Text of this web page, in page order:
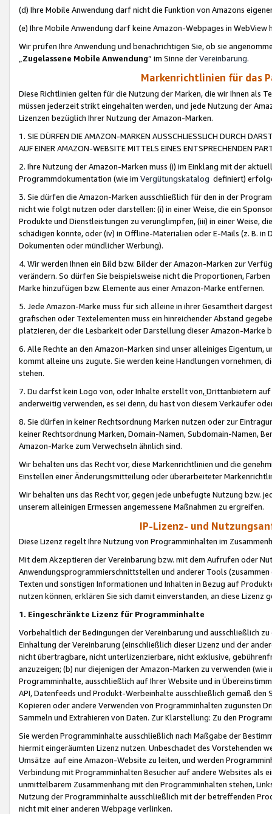
(d) Ihre Mobile Anwendung darf nicht die Funktion von Amazons
(e) Ihre Mobile Anwendung darf keine Amazon-Webpages in WebView
Wir prüfen Ihre Anwendung und benachrichtigen Sie, ob sie
„Zugelassene Mobile Anwendung“ im Sinne derVereinbarung.
Markenrichtlinien für das
Diese Richtlinien gelten für die Nutzung der Marken, die wir Ihnen als
müssen jederzeit strikt eingehalten werden, und jede Nutzung der
Lizenzen bezüglich Ihrer Nutzung der Amazon-Marken.
1. SIE DÜRFEN DIE AMAZON-MARKEN AUSSCHLIESSLICH DURCH
AUF EINER AMAZON-WEBSITE MITTELS EINES ENTSPRECHENDEN
2. Ihre Nutzung der Amazon-Marken muss (i) im Einklang mit der
Programmdokumentation (wie im Vergütungskatalog definiert)
3. Sie dürfen die Amazon-Marken ausschließlich für den in der
nicht wie folgt nutzen oder darstellen: (i) in einer Weise, die ein
Produkte und Dienstleistungen zu verunglimpfen, (iii) in einer Weise,
schädigen könnte, oder (iv) in Offline-Materialien oder E-Mails (z. B. in
Dokumenten oder mündlicher Werbung).
4. Wir werden Ihnen ein Bild bzw. Bilder der Amazon-Marken zur
verändern. So dürfen Sie beispielsweise nicht die Proportionen,
Marke hinzufügen bzw. Elemente aus einer Amazon-Marke entfernen.
5. Jede Amazon-Marke muss für sich alleine in ihrer Gesamtheit
grafischen oder Textelementen muss ein hinreichender Abstand
platzieren, der die Lesbarkeit oder Darstellung dieser Amazon-Marke
6. Alle Rechte an den Amazon-Marken sind unser alleiniges
kommt alleine uns zugute. Sie werden keine Handlungen vornehmen,
stehen.
7. Du darfst kein Logo von, oder Inhalte erstellt von,Drittanbietern auf
anderweitig verwenden, es sei denn, du hast von diesem Verkäufer
8. Sie dürfen in keiner Rechtsordnung Marken nutzen oder zur
keiner Rechtsordnung Marken, Domain-Namen, Subdomain-Namen,
Amazon-Marke zum Verwechseln ähnlich sind.
Wir behalten uns das Recht vor, diese Markenrichtlinien und die
Einstellen einer Änderungsmitteilung oder überarbeiteter
Wir behalten uns das Recht vor, gegen jede unbefugte Nutzung bzw.
unserem alleinigen Ermessen angemessene Maßnahmen zu ergreifen.
IP-Lizenz- und
Diese Lizenz regelt Ihre Nutzung von Programminhalten im
Mit dem Akzeptieren der Vereinbarung bzw. mit dem Aufrufen oder
Anwendungsprogrammierschnittstellen und anderer Tools (zusammen
Texten und sonstigen Informationen und Inhalten in Bezug auf
nutzen können, erklären Sie sich damit einverstanden, an diese Lizenz
1. Eingeschränkte Lizenz für Programminhalte
Vorbehaltlich der Bedingungen der Vereinbarung und ausschließlich
Einhaltung der Vereinbarung (einschließlich dieser Lizenz und der
nicht übertragbare, nicht unterlizenzierbare, nicht exklusive,
anzuzeigen; (b) nur diejenigen der Amazon-Marken zu verwenden
Programminhalte, ausschließlich auf Ihrer Website und in
API, Datenfeeds und Produkt-Werbeinhalte ausschließlich gemäß
Kopieren oder andere Verwenden von Programminhalten zugunsten
Sammeln und Extrahieren von Daten. Zur Klarstellung: Zu den
Sie werden Programminhalte ausschließlich nach Maßgabe der
hiermit eingeräumten Lizenz nutzen. Unbeschadet des Vorstehenden
Umsätze auf eine Amazon-Website zu leiten, und werden
Verbindung mit Programminhalten Besucher auf andere Websites als
unmittelbarem Zusammenhang mit den Programminhalten stehen,
Nutzung der Programminhalte ausschließlich mit der betreffenden
nicht mit einer anderen Webpage verlinken.